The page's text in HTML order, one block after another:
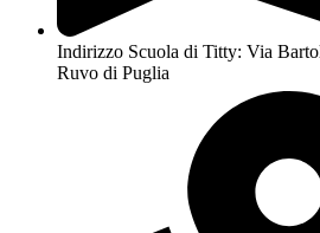
Indirizzo Scuola di Titty: Via
Ruvo di Puglia